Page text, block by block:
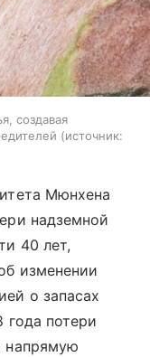
создавая
источник:
Мюнхена
надземной
40 лет,
изменении
о запасах
года потери
напрямую